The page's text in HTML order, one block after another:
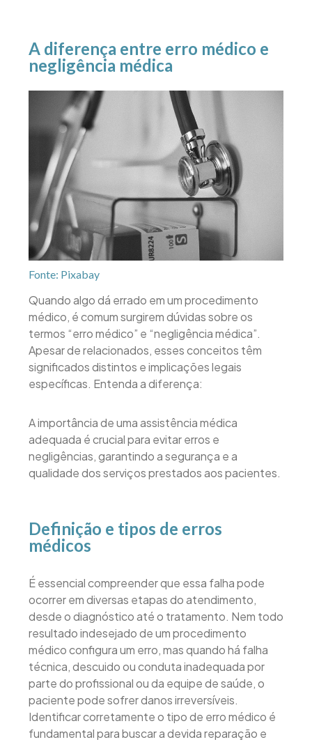
A diferença entre erro médico e
negligência médica
Fonte: Pixabay
Quando algo dá errado em um procedimento
médico, é comum surgirem dúvidas sobre os
termos “erro médico” e “negligência médica”.
Apesar de relacionados, esses conceitos têm
significados distintos e implicações legais
específicas. Entenda a diferença:
A importância de uma assistência médica
adequada é crucial para evitar erros e
negligências, garantindo a segurança e a
qualidade dos serviços prestados aos pacientes.
Definição e tipos de erros
médicos
É essencial compreender que essa falha pode
ocorrer em diversas etapas do atendimento,
desde o diagnóstico até o tratamento. Nem todo
resultado indesejado de um procedimento
médico configura um erro, mas quando há falha
técnica, descuido ou conduta inadequada por
parte do profissional ou da equipe de saúde, o
paciente pode sofrer danos irreversíveis.
Identificar corretamente o tipo de erro médico é
fundamental para buscar a devida reparação e